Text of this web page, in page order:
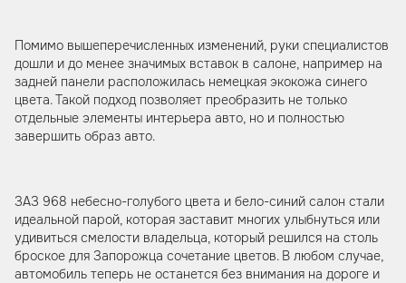
Помимо вышеперечисленных изменений, руки специалистов
дошли и до менее значимых вставок в салоне, например на
задней панели расположилась немецкая экокожа синего
цвета. Такой подход позволяет преобразить не только
отдельные элементы интерьера авто, но и полностью
завершить образ авто.
ЗАЗ 968 небесно-голубого цвета и бело-синий салон стали
идеальной парой, которая заставит многих улыбнуться или
удивиться смелости владельца, который решился на столь
броское для Запорожца сочетание цветов. В любом случае,
автомобиль теперь не останется без внимания на дороге и